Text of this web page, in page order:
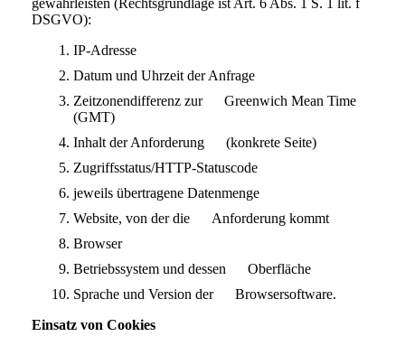
DSGVO):
IP-Adresse
Datum und Uhrzeit der Anfrage
Zeitzonendifferenz zur Greenwich Mean Time
(GMT)
Inhalt der Anforderung (konkrete Seite)
Zugriffsstatus/HTTP-Statuscode
jeweils übertragene Datenmenge
Website, von der die Anforderung kommt
Browser
Betriebssystem und dessen Oberfläche
Sprache und Version der Browsersoftware.
Einsatz von Cookies